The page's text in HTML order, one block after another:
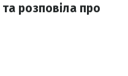
розповіла про